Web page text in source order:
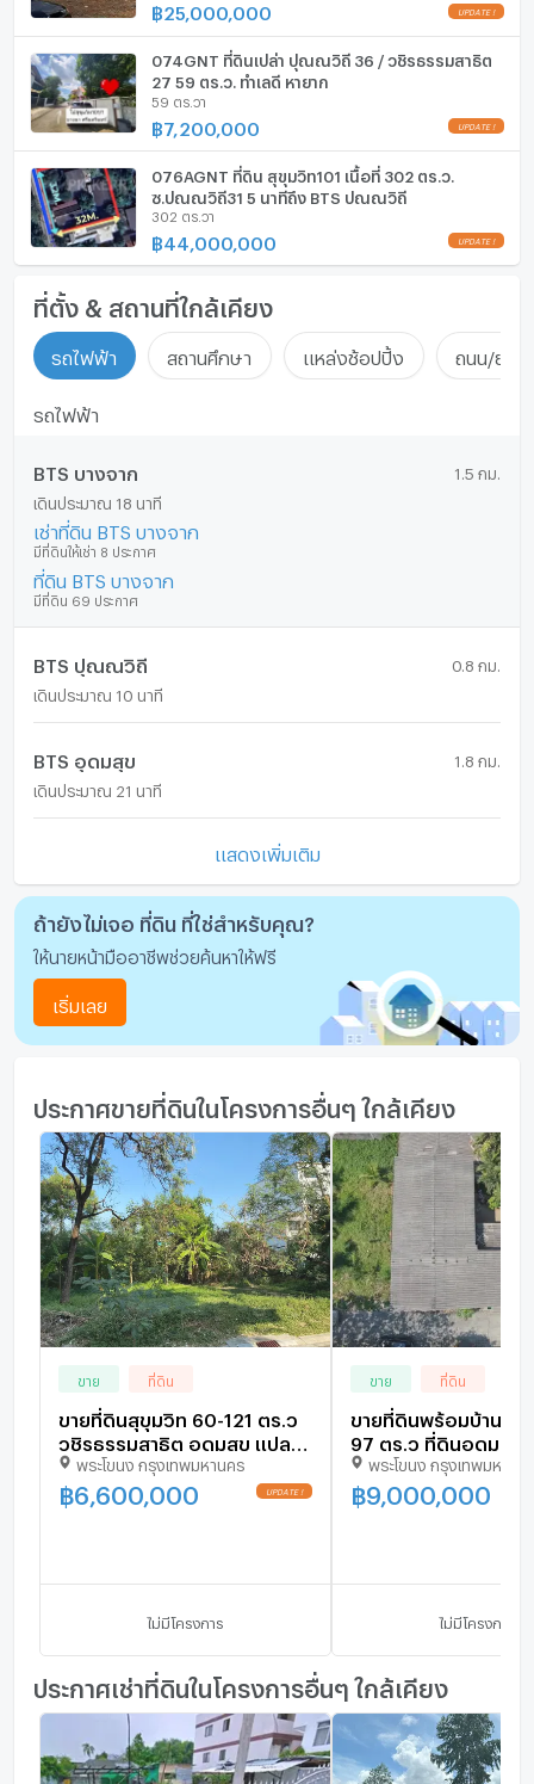
฿25,000,000 UPDATE !
074GNT ที่ดินเปล่า ปุณณวิถี 36 / วชิรธรรมสาธิต
27 59 ตร.ว. ทำเลดี หายาก
59 ตร.วา
฿7,200,000 UPDATE !
076AGNT ที่ดิน สุขุมวิท101 เนื้อที่ 302 ตร.ว.
ซ.ปุณณวิถี31 5 นาทีถึง BTS ปุณณวิถี
302 ตร.วา
฿ 44,000,000 UPDATE !
ที่ตั้ง & สถานที่ใกล้เคียง
รถไฟฟ้า สถานศึกษา แหล่งช้อปปิ้ง ถนน/ย่าน
รถไฟฟ้า
BTS บางจาก 1.5 กม.
เดินประมาณ 18 นาที
เช่าที่ดิน BTS บางจาก
มีที่ดินให้เช่า 8 ประกาศ
ที่ดิน BTS บางจาก
มีที่ดิน 69 ประกาศ
BTS ปุณณวิถี 0.8 กม.
เดินประมาณ 10 นาที
BTS อุดมสุข 1.8 กม.
เดินประมาณ 21 นาที
แสดงเพิ่มเติม
ถ้ายังไม่เจอ ที่ดิน ที่ใช่สำหรับคุณ?
ให้นายหน้ามืออาชีพช่วยค้นหาให้ฟรี
เริ่มเลย
ประกาศขายที่ดินในโครงการอื่นๆ ใกล้เคียง
ขาย ที่ดิน
ขายที่ดินสุขุมวิท 60-121 ตร.ว
วชิรธรรมสาธิต อุดมสุข แปลง
สวย สภาพแวดล้อมดี ใกล้ BTS
ปุณณวิถี ใกล้ซีคอน เซ็นทรัล
บางนา sukhumvit land sale
พระโขนง กรุงเทพมหานคร
฿6,600,000 UPDATE !
ไม่มีโครงการ
ขาย ที่ดิน
ขายที่ดินพร้อมบ้านเก่
97 ตร.ว ที่ดินอุดมสุข
บางนาตราด 21 หลังเ
บางนา ใกล้ศรีนครินทร์
รถไฟฟ้า BTS สภาพแวดล้อมดี
พระโขนง กรุงเทพมหานค
฿9,000,000
ไม่มีโครงการ
ประกาศเช่าที่ดินในโครงการอื่นๆ ใกล้เคียง